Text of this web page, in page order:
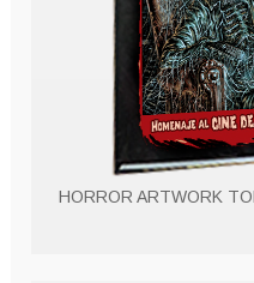
HORROR ARTWORK